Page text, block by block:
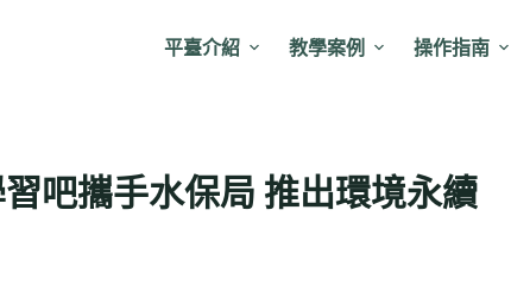
平臺介紹 教學案例 操作指南
吧攜手水保局 推出環境永續